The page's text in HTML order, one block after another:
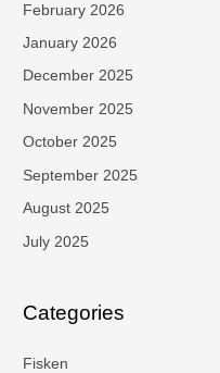
February 2026
January 2026
December 2025
November 2025
October 2025
September 2025
August 2025
July 2025
Categories
Fisken